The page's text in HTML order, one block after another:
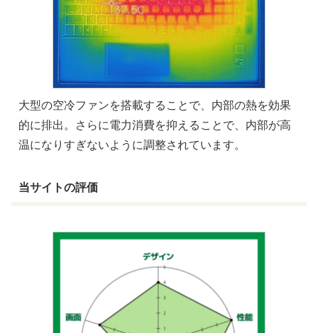
大型の空冷ファンを搭載することで、内部の熱を効果
的に排出。さらに電力消費を抑えることで、内部が高
温になりすぎないように調整されています。
当サイトの評価